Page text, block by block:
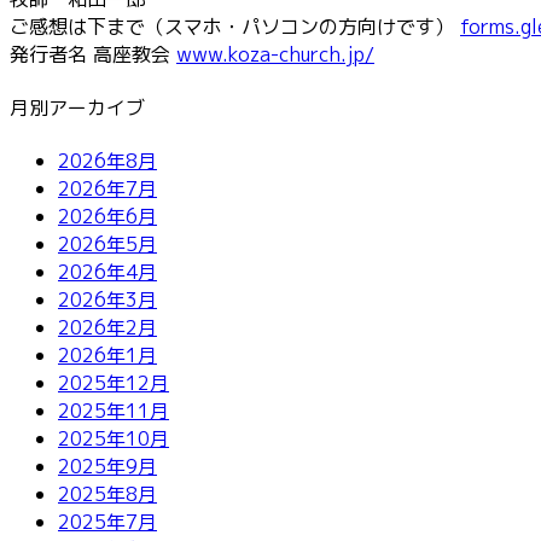
ご感想は下まで（スマホ・パソコンの方向けです）
発行者名 高座教会 www.koza-church.jp/
月別アーカイブ
2026年8月
2026年7月
2026年6月
2026年5月
2026年4月
2026年3月
2026年2月
2026年1月
2025年12月
2025年11月
2025年10月
2025年9月
2025年8月
2025年7月